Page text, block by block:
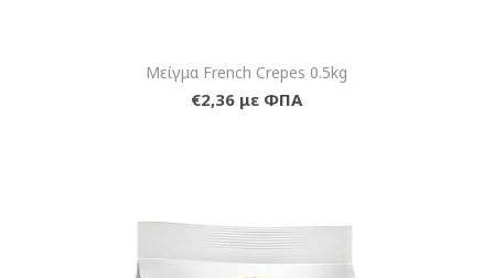
Μείγμα French Crepes 0.5kg
€2,36 με ΦΠΑ